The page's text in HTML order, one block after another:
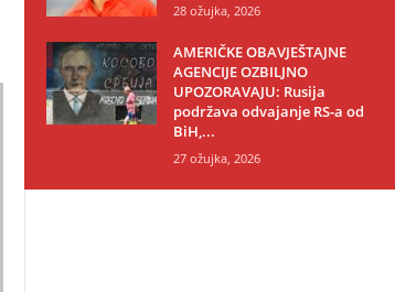
28 ožujka, 2026
AMERIČKE OBAVJEŠTAJNE
AGENCIJE OZBILJNO
UPOZORAVAJU: Rusija
podržava odvajanje RS-a od
BiH,...
27 ožujka, 2026